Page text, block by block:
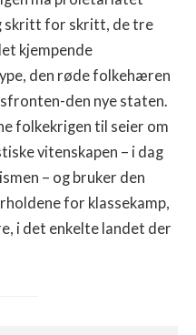
skritt for skritt, de tre
kjempende
den røde folkehæren
den nye staten.
folkekrigen til seier om
vitenskapen – i dag
– og bruker den
for klassekamp,
i det enkelte landet der